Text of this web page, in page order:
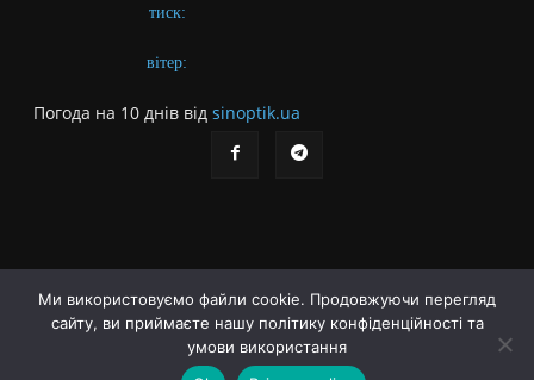
тиск:
вітер:
Погода на 10 днів від sinoptik.ua
Про газету
Правила користування сайтом
Політика конфіденційності
Ми використовуємо файли cookie. Продовжуючи перегляд
сайту, ви приймаєте нашу політику конфіденційності та
умови використання